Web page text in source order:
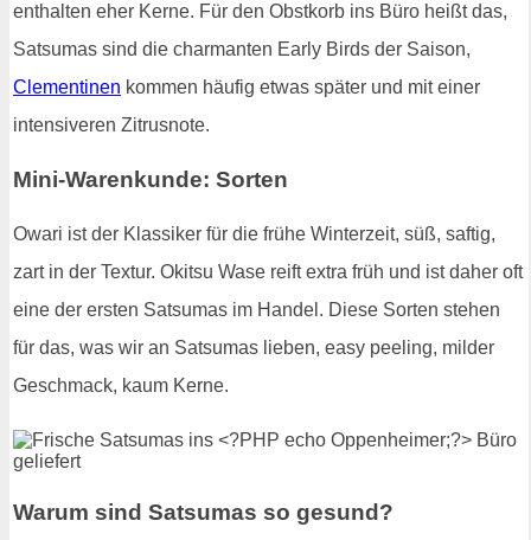
enthalten eher Kerne. Für den Obstkorb ins Büro heißt das,
Satsumas sind die charmanten Early Birds der Saison,
Clementinen kommen häufig etwas später und mit einer
intensiveren Zitrusnote.
Mini-Warenkunde: Sorten
Owari ist der Klassiker für die frühe Winterzeit, süß, saftig,
zart in der Textur. Okitsu Wase reift extra früh und ist daher oft
eine der ersten Satsumas im Handel. Diese Sorten stehen
für das, was wir an Satsumas lieben, easy peeling, milder
Geschmack, kaum Kerne.
Warum sind Satsumas so gesund?